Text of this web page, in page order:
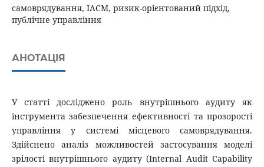
самоврядування, IACM, ризик-орієнтований підхід,
публічне управління
АНОТАЦІЯ
У статті досліджено роль внутрішнього аудиту як
інструмента забезпечення ефективності та прозорості
управління у системі місцевого самоврядування.
Здійснено аналіз можливостей застосування моделі
зрілості внутрішнього аудиту (Internal Audit Capability